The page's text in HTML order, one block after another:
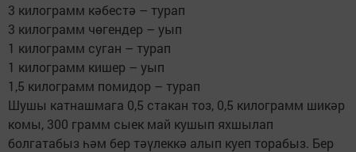
3 килограмм кәбестә – турап
3 килограмм чөгендер – уып
1 килограмм суган – турап
1 килограмм кишер – уып
1,5 килограмм помидор – турап
Шушы катнашмага 0,5 стакан тоз, 0,5 килограмм шикәр
комы, 300 грамм сыек май кушып яхшылап
болгатабыз һәм бер тәүлеккә алып куеп торабыз. Бер